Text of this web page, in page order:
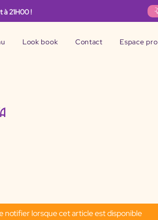
à 21H00 !
Look book Contact Espace pro
notifier lorsque cet article est disponible